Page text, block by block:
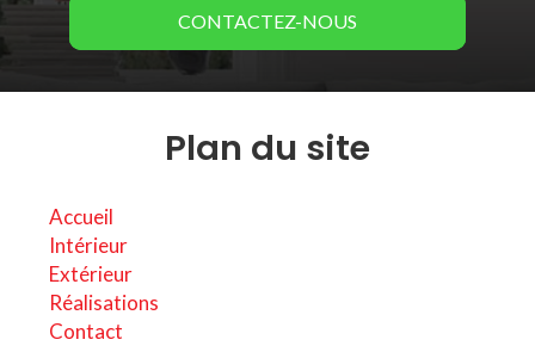
CONTACTEZ-NOUS
Plan du site
Accueil
Intérieur
Extérieur
Réalisations
Contact